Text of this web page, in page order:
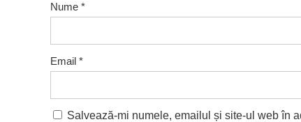
Nume *
Email *
Salvează-mi numele, emailul și site-ul web în